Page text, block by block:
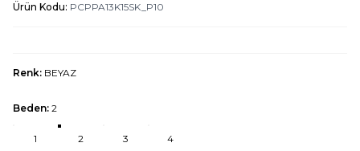
Ürün Kodu: PCPPA13K15SK_P10
Renk: BEYAZ
Beden: 2
1 2 3 4